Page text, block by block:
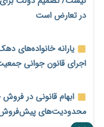
پایان شهریور ابلاغ شد
صادراتی ابلاغ شد
مرحله سیزدهم
بیش از پیش آب رفت
در تعارض است
اجرای قانون جوانی
ابهام قانونی در فروش
محدودیت‌های پیش‌فروش